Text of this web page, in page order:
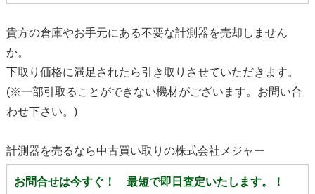
貴方の倉庫やお手元にある不要な計測器を売却しません
か。
下取り価格に満足されたら引き取りさせていただきます。
(※一部引取ることができない機材がございます。お問い合
わせ下さい。)
計測器を売るなら中古買い取りの株式会社メジャー
お問合せは今すぐ！ 最短で即日査定いたします。！